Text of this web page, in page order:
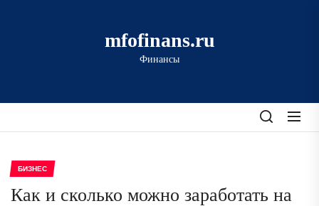
mfofinans.ru
Финансы
БИЗНЕС
Как и сколько можно заработать на